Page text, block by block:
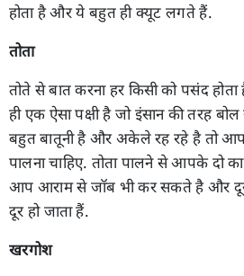
होता है और ये बहुत ही क्यूट लगते हैं.
तोता
तोते से बात करना हर किसी को पसंद होता
ही एक ऐसा पक्षी है जो इंसान की तरह
बहुत बातूनी है और अकेले रह रहे है तो
पालना चाहिए. तोता पालने से आपके दो
आप आराम से जॉब भी कर सकते है और
दूर हो जाता हैं.
खरगोश